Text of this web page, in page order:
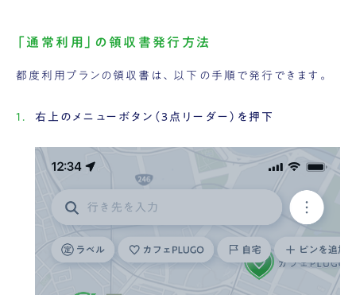
「通常利用」の領収書発行方法
都度利用プランの領収書は、以下の手順で発行できます。
右上のメニューボタン（3点リーダー）を押下